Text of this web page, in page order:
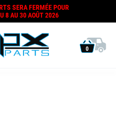
SERA FERMÉE POUR
8 AU 30 AOÛT 2026
0